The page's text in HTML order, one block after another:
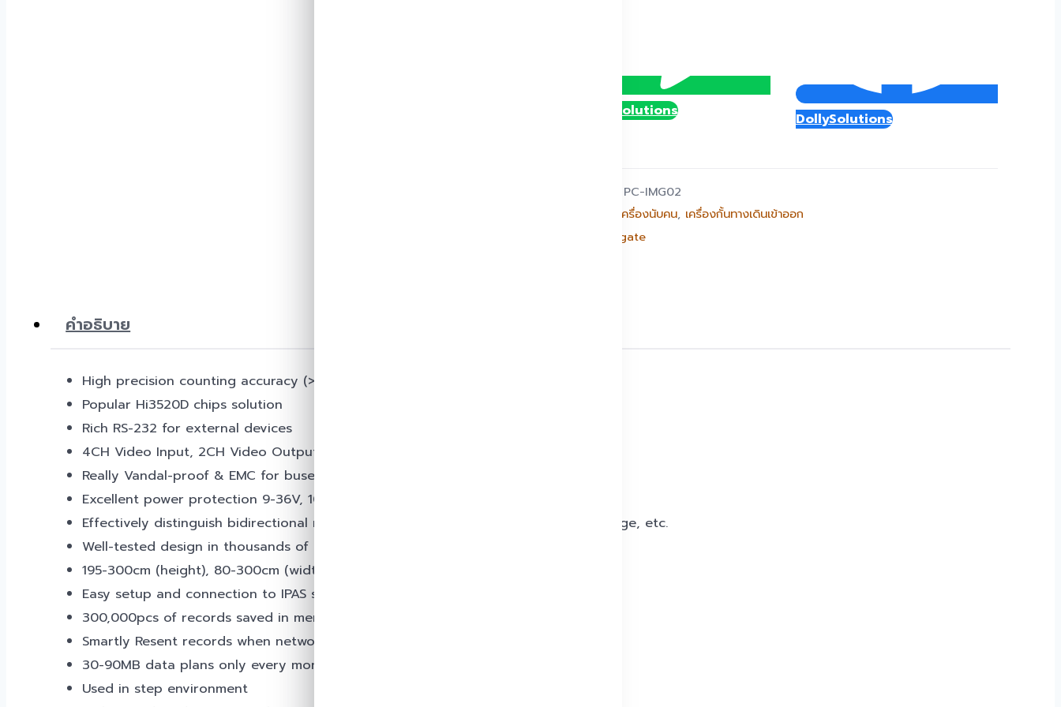
@DollySolutions DollySolutions
PC-IMG02
เครื่องนับคน, เครื่องกั้นทางเดินเข้าออก
Dgate
คำอธิบาย
High precision counting accuracy (>97%)
Popular Hi3520D chips solution
Rich RS-232 for external devices
4CH Video Input, 2CH Video Output
Really Vandal-proof & EMC for buses
Excellent power protection 9-36V, 10A max
Effectively distinguish bidirectional moving, shoulders, retention, wandering, luggage, etc.
Well-tested design in thousands of buses over the world
195-300cm (height), 80-300cm (width)
Easy setup and connection to IPAS system
300,000pcs of records saved in memory
Smartly Resent records when network is lost
30-90MB data plans only every month
Used in step environment